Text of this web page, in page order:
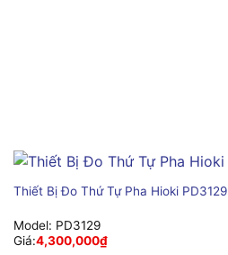
Thiết Bị Đo Thứ Tự Pha Hioki PD3129
Model: PD3129
Giá:4,300,000₫